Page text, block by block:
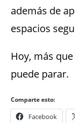
además de
espacios
Hoy, más
puede parar.
Comparte esto:
Facebook